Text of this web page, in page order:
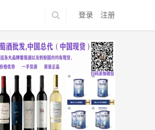
登录 注册